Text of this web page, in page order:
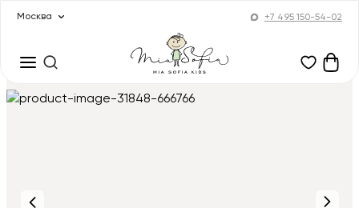
Москва +7 495 150-54-02